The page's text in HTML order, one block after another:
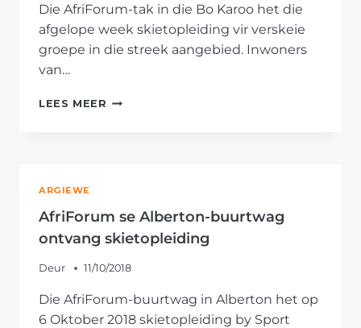
Die AfriForum-tak in die Bo Karoo het die
afgelope week skietopleiding vir verskeie
groepe in die streek aangebied. Inwoners
van…
LEES MEER AFRIFORUM
AAN
ARGIEWE
AfriForum se Alberton-buurtwag
ontvang skietopleiding
Deur 11/10/2018
Die AfriForum-buurtwag in Alberton het op
6 Oktober 2018 skietopleiding by Sport